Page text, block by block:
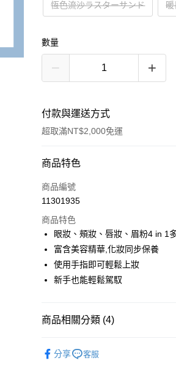
恆色流沙ラスターサンド 暖
數量
付款與運送方式
超取滿NT$2,000免運
付款方式
信用卡一次付款
Apple Pay
街口支付
悠遊付
貨到付款
運送方式
商品特色
商品編號
11301935
商品特色
眼妝、頰妝、唇妝、眉粉4 in 1
富含美容精華,化妝同步保養
使用手指即可輕鬆上妝
新手也能輕鬆駕馭
商品相關分類 (4)
分享 客服